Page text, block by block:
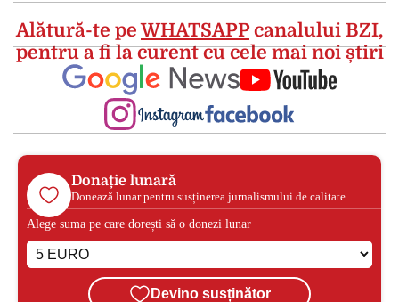
Alătură-te peWHATSAPPcanalului BZI,
pentru a fi la curent cu cele mai noi știri
Donație lunară
Donează lunar pentru susținerea jurnalismului de calitate
Alege suma pe care dorești să o donezi lunar
Devino susținător